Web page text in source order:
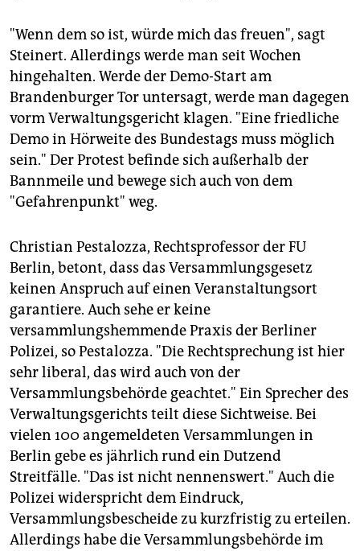
"Wenn dem so ist, würde mich das freuen", sagt
Steinert. Allerdings werde man seit Wochen
hingehalten. Werde der Demo-Start am
Brandenburger Tor untersagt, werde man dagegen
vorm Verwaltungsgericht klagen. "Eine friedliche
Demo in Hörweite des Bundestags muss möglich
sein." Der Protest befinde sich außerhalb der
Bannmeile und bewege sich auch von dem
"Gefahrenpunkt" weg.
Christian Pestalozza, Rechtsprofessor der FU
Berlin, betont, dass das Versammlungsgesetz
keinen Anspruch auf einen Veranstaltungsort
garantiere. Auch sehe er keine
versammlungshemmende Praxis der Berliner
Polizei, so Pestalozza. "Die Rechtsprechung ist hier
sehr liberal, das wird auch von der
Versammlungsbehörde geachtet." Ein Sprecher des
Verwaltungsgerichts teilt diese Sichtweise. Bei
vielen 100 angemeldeten Versammlungen in
Berlin gebe es jährlich rund ein Dutzend
Streitfälle. "Das ist nicht nennenswert." Auch die
Polizei widerspricht dem Eindruck,
Versammlungsbescheide zu kurzfristig zu erteilen.
Allerdings habe die Versammlungsbehörde im